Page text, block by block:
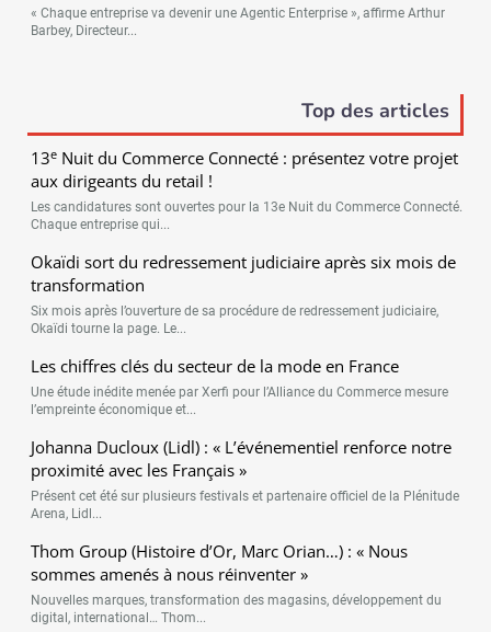
« Chaque entreprise va devenir une Agentic Enterprise », affirme Arthur
Barbey, Directeur...
Top des articles
13e Nuit du Commerce Connecté : présentez votre projet
aux dirigeants du retail !
Les candidatures sont ouvertes pour la 13e Nuit du Commerce Connecté.
Chaque entreprise qui...
Okaïdi sort du redressement judiciaire après six mois de
transformation
Six mois après l’ouverture de sa procédure de redressement judiciaire,
Okaïdi tourne la page. Le...
Les chiffres clés du secteur de la mode en France
Une étude inédite menée par Xerfi pour l’Alliance du Commerce mesure
l’empreinte économique et...
Johanna Ducloux (Lidl) : « L’événementiel renforce notre
proximité avec les Français »
Présent cet été sur plusieurs festivals et partenaire officiel de la Plénitude
Arena, Lidl...
Thom Group (Histoire d’Or, Marc Orian…) : « Nous
sommes amenés à nous réinventer »
Nouvelles marques, transformation des magasins, développement du
digital, international… Thom...